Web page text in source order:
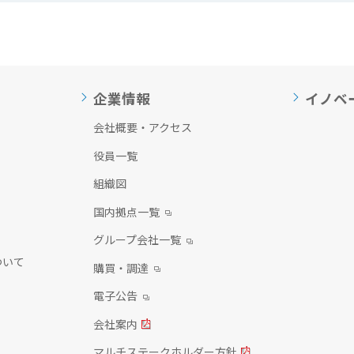
て
企業情報
会社概要・アクセス
役員一覧
組織図
国内拠点一覧
グループ会社一覧
購買・調達
電子公告
会社案内
イノベ